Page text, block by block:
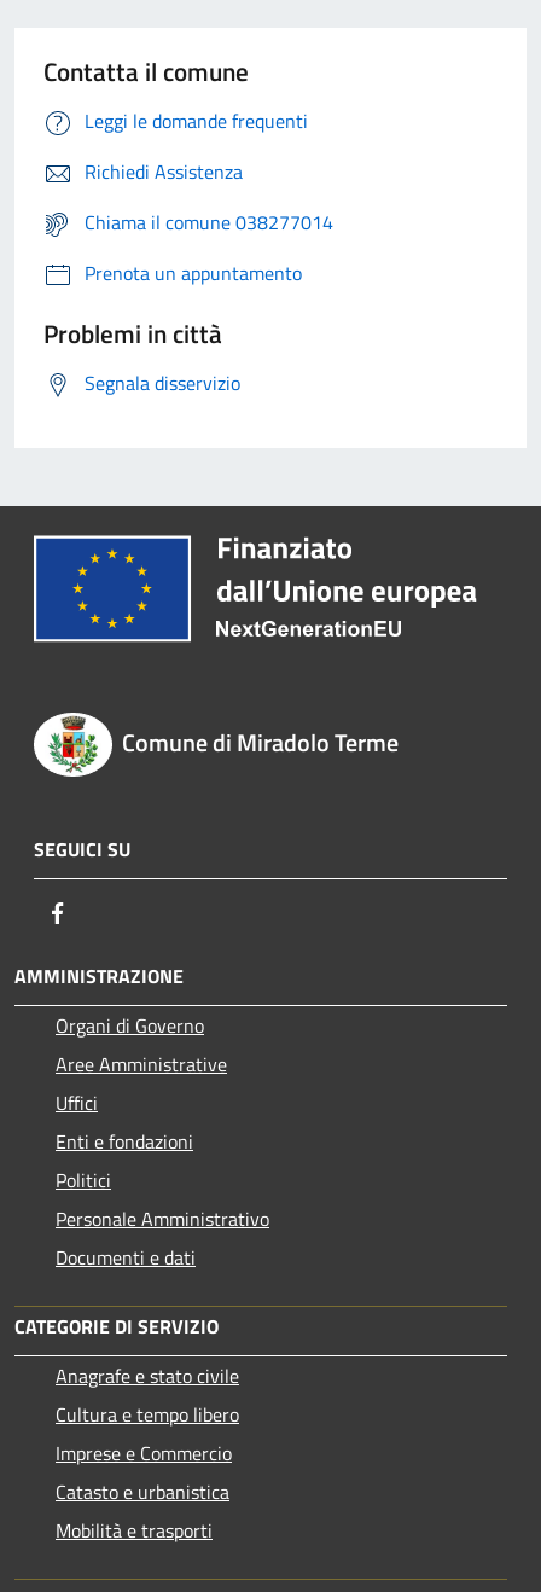
Contatta il comune
Leggi le domande frequenti
Richiedi Assistenza
Chiama il comune 038277014
Prenota un appuntamento
Problemi in città
Segnala disservizio
Comune di Miradolo Terme
SEGUICI SU
AMMINISTRAZIONE
Organi di Governo
Aree Amministrative
Uffici
Enti e fondazioni
Politici
Personale Amministrativo
Documenti e dati
CATEGORIE DI SERVIZIO
Anagrafe e stato civile
Cultura e tempo libero
Imprese e Commercio
Catasto e urbanistica
Mobilità e trasporti